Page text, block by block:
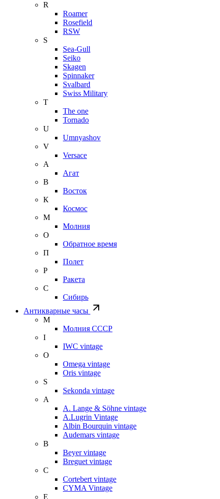
R
Roamer
Rosefield
RSW
S
Sea-Gull
Seiko
Skagen
Spinnaker
Svalbard
Swiss Military
T
The one
Tornado
U
Umnyashov
V
Versace
А
Агат
В
Восток
К
Космос
М
Молния
О
Обратное время
П
Полет
Р
Ракета
С
Сибирь
Антикварные часы
М
Молния СССР
I
IWC vintage
O
Omega vintage
Oris vintage
S
Sekonda vintage
A
A. Lange & Söhne vintage
A.Lugrin Vintage
Albin Bourquin vintage
Audemars vintage
B
Beyer vintage
Breguet vintage
C
Cortebert vintage
CYMA Vintage
E